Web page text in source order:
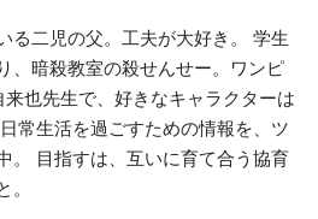
る二児の父。工夫が大好き。 学生
、暗殺教室の殺せんせー。ワンピ
也先生で、好きなキャラクターは
常生活を過ごすための情報を、ツ
。 目指すは、互いに育て合う協育
。